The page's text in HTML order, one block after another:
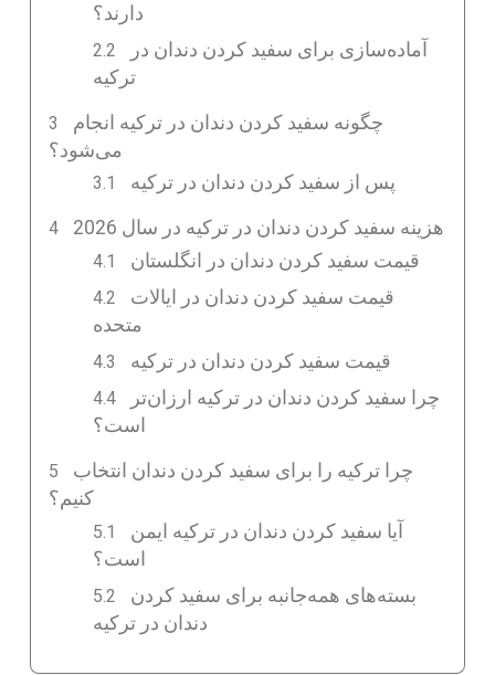
دارند؟
آماده‌سازی برای سفید کردن دندان در
ترکیه
چگونه سفید کردن دندان در ترکیه انجام
می‌شود؟
پس از سفید کردن دندان در ترکیه
هزینه سفید کردن دندان در ترکیه در سال 2026
قیمت سفید کردن دندان در انگلستان
قیمت سفید کردن دندان در ایالات
متحده
قیمت سفید کردن دندان در ترکیه
چرا سفید کردن دندان در ترکیه ارزان‌تر
است؟
چرا ترکیه را برای سفید کردن دندان انتخاب
کنیم؟
آیا سفید کردن دندان در ترکیه ایمن
است؟
بسته‌های همه‌جانبه برای سفید کردن
دندان در ترکیه